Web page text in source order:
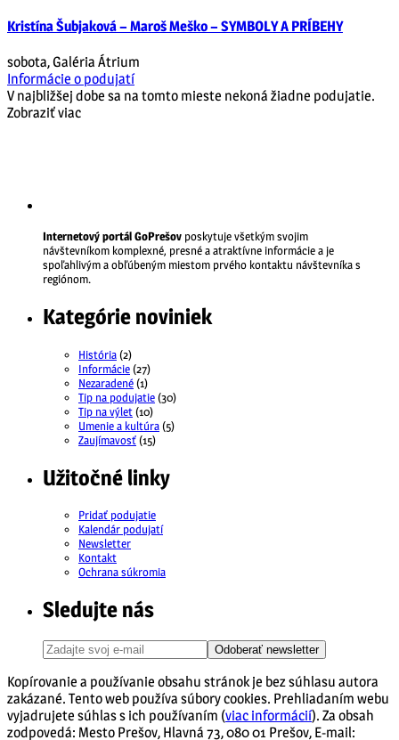
Kristína Šubjaková – Maroš Meško – SYMBOLY A PRÍBEHY
sobota,Galéria Átrium
Informácie o podujatí
V najbližšej dobe sa na tomto mieste nekoná žiadne podujatie.
Zobraziť viac
Internetový portál GoPrešov poskytuje všetkým svojim
návštevníkom komplexné, presné a atraktívne informácie a je
spoľahlivým a obľúbeným miestom prvého kontaktu návštevníka s
regiónom.
Kategórie noviniek
História(2)
Informácie(27)
Nezaradené(1)
Tip na podujatie(30)
Tip na výlet(10)
Umenie a kultúra(5)
Zaujímavosť(15)
Užitočné linky
Pridať podujatie
Kalendár podujatí
Newsletter
Kontakt
Ochrana súkromia
Sledujte nás
Odoberať newsletter
Kopírovanie a používanie obsahu stránok je bez súhlasu autora
zakázané. Tento web používa súbory cookies. Prehliadaním webu
vyjadrujete súhlas s ich používaním (viac informácií). Za obsah
zodpovedá: Mesto Prešov, Hlavná 73, 080 01 Prešov, E-mail: